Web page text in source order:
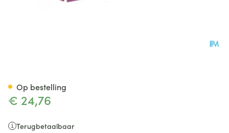
€ 24,76
Terugbetaalbaar
Op bestelling